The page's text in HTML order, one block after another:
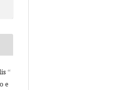
“
e